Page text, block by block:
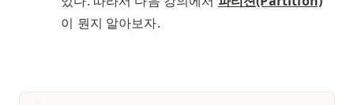
이 뭔지 알아보자.